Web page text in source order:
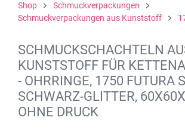
Shop
Schmuckverpackungen
Schmuckverpackungen aus Kunststoff
SCHMUCKSCHACHTELN
KUNSTSTOFF FÜR
- OHRRINGE, 1750 FUTURA S
SCHWARZ-GLITTER,
OHNE DRUCK